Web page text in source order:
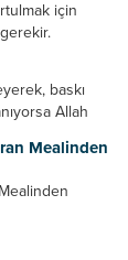
için
yenmek
baskı
Allah
elde
Her...
Mealinden